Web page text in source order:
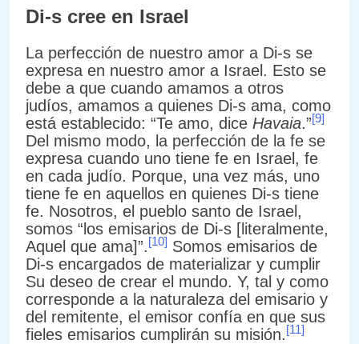
Di-s cree en Israel
La perfección de nuestro amor a Di-s se
expresa en nuestro amor a Israel. Esto se
debe a que cuando amamos a otros
judíos, amamos a quienes Di-s ama, como
está establecido: “Te amo, dice Havaia.”[9]
Del mismo modo, la perfección de la fe se
expresa cuando uno tiene fe en Israel, fe
en cada judío. Porque, una vez más, uno
tiene fe en aquellos en quienes Di-s tiene
fe. Nosotros, el pueblo santo de Israel,
somos “los emisarios de Di-s [literalmente,
Aquel que ama]”.[10] Somos emisarios de
Di-s encargados de materializar y cumplir
Su deseo de crear el mundo. Y, tal y como
corresponde a la naturaleza del emisario y
del remitente, el emisor confía en que sus
fieles emisarios cumplirán su misión.[11]